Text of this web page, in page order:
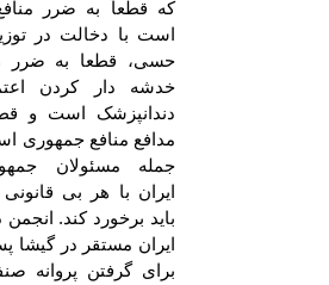
که قطعاً به ضرر
است با دخالت در
حسی، قطعا به ضرر
خدشه دار کردن
دندانپزشک است و
مدافع منافع جمهوری
جمله مسئولان
ایران با هر بی
باید برخورد کند.
ایران مستقر در گیشا
برای گرفتن پروانه